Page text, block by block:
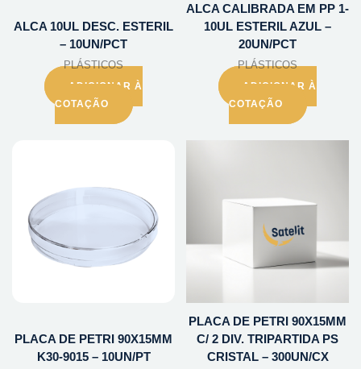
ALCA 10UL DESC. ESTERIL
– 10UN/PCT
PLÁSTICOS
ADICIONAR À
COTAÇÃO
ALCA CALIBRADA EM PP 1-
10UL ESTERIL AZUL –
20UN/PCT
PLÁSTICOS
ADICIONAR À
COTAÇÃO
PLACA DE PETRI 90X15MM
K30-9015 – 10UN/PT
PLACA DE PETRI 90X15MM
C/ 2 DIV. TRIPARTIDA PS
CRISTAL – 300UN/CX